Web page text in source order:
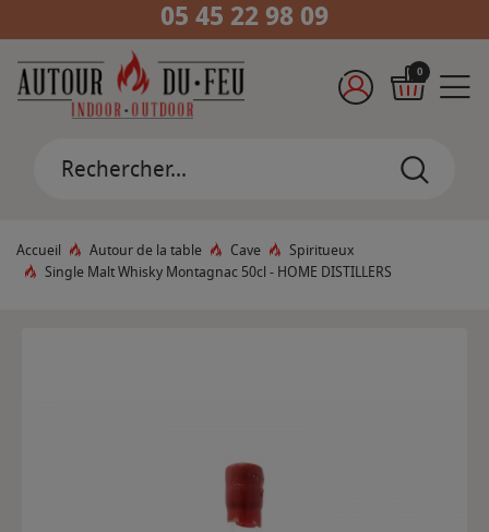
05 45 22 98 09
0
Accueil Autour de la table Cave
Spiritueux
Single Malt Whisky Montagnac 50cl - HOME DISTILLERS